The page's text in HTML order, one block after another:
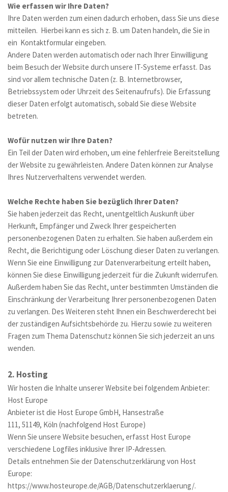
Wie erfassen wir Ihre Daten?
Ihre Daten werden zum einen dadurch erhoben, dass Sie uns diese
mitteilen.  Hierbei kann es sich z. B. um Daten handeln, die Sie in
ein  Kontaktformular eingeben.
Andere Daten werden automatisch oder nach Ihrer Einwilligung
beim Besuch der Website durch unsere IT-Systeme erfasst. Das
sind vor allem technische Daten (z. B. Internetbrowser,
Betriebssystem oder Uhrzeit des Seitenaufrufs). Die Erfassung
dieser Daten erfolgt automatisch, sobald Sie diese Website
betreten.
Wofür nutzen wir Ihre Daten?
Ein Teil der Daten wird erhoben, um eine fehlerfreie Bereitstellung
der Website zu gewährleisten. Andere Daten können zur Analyse
Ihres Nutzerverhaltens verwendet werden.
Welche Rechte haben Sie bezüglich Ihrer Daten?
Sie haben jederzeit das Recht, unentgeltlich Auskunft über
Herkunft, Empfänger und Zweck Ihrer gespeicherten
personenbezogenen Daten zu erhalten. Sie haben außerdem ein
Recht, die Berichtigung oder Löschung dieser Daten zu verlangen.
Wenn Sie eine Einwilligung zur Datenverarbeitung erteilt haben,
können Sie diese Einwilligung jederzeit für die Zukunft widerrufen.
Außerdem haben Sie das Recht, unter bestimmten Umständen die
Einschränkung der Verarbeitung Ihrer personenbezogenen Daten
zu verlangen. Des Weiteren steht Ihnen ein Beschwerderecht bei
der zuständigen Aufsichtsbehörde zu. Hierzu sowie zu weiteren
Fragen zum Thema Datenschutz können Sie sich jederzeit an uns
wenden.
2. Hosting
Wir hosten die Inhalte unserer Website bei folgendem Anbieter:
Host Europe
Anbieter ist die Host Europe GmbH, Hansestraße
111, 51149, Köln (nachfolgend Host Europe)
Wenn Sie unsere Website besuchen, erfasst Host Europe
verschiedene Logfiles inklusive Ihrer IP-Adressen.
Details entnehmen Sie der Datenschutzerklärung von Host
Europe:
https://www.hosteurope.de/AGB/Datenschutzerklaerung/.